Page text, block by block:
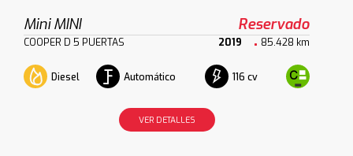
Mini MINI Reservado
COOPER D 5 PUERTAS 2019 85.428 km
Diesel Automático 116 cv
VER DETALLES